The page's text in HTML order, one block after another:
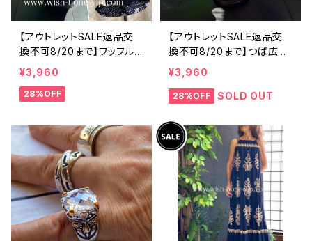
【アウトレットSALE返品交
換不可8/20まで】ワッフル
立体フラワー＆無地 2way
リバーシブルハット・ワイヤ
ー入り変形ハット・フラワー
¥3,960
28%OFF
【アウトレットSALE返品交
換不可8/20まで】つば広サ
マーハット・通気性・軽量 ワ
イヤー入りハット ボーダー
＆BIGリボン・女優帽 UV/紫
帽子【ベージュ】
¥3,960
28%OFF SOLD OUT